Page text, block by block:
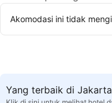
Akomodasi ini tidak
Yang terbaik di Jakarta